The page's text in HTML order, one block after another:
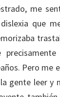
me
que
Pero me
gente leer y